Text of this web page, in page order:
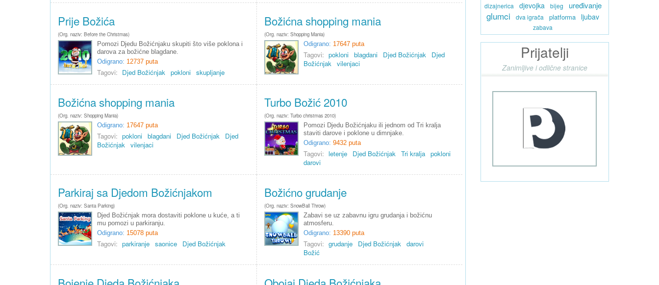
Prije Božića
(Org. naziv: Before the Christmas)
Pomozi Djedu Božićnjaku skupiti što više poklona i
darova za božićne blagdane.
Odigrano: 12737 puta
Tagovi: Djed Božićnjak pokloni skupljanje
Božićna shopping mania
(Org. naziv: Shopping Mania)
Odigrano: 17647 puta
Tagovi: pokloni blagdani Djed Božićnjak
Djed
Božićnjak vilenjaci
Božićna shopping mania
(Org. naziv: Shopping Mania)
Odigrano: 17647 puta
Tagovi: pokloni blagdani Djed Božićnjak
Djed
Božićnjak vilenjaci
Turbo Božić 2010
(Org. naziv: Turbo christmas 2010)
Pomozi Djedu Božićnjaku ili jednom od Tri kralja
staviti darove i poklone u dimnjake.
Odigrano: 9432 puta
Tagovi: letenje Djed Božićnjak Tri kralja pokloni
darovi
Parkiraj sa Djedom Božićnjakom
(Org. naziv: Santa Parking)
Djed Božićnjak mora dostaviti poklone u kuće, a ti
mu pomozi u parkiranju.
Odigrano: 15078 puta
Tagovi: parkiranje saonice Djed Božićnjak
Božićno grudanje
(Org. naziv: SnowBall Throw)
Zabavi se uz zabavnu igru grudanja i božićnu
atmosferu.
Odigrano: 13390 puta
Tagovi: grudanje Djed Božićnjak darovi
Božić
dizajnerica djevojka bijeg uređivanje
glumci dva igrača platforma ljubav
zabava
Prijatelji
Zanimljive i odlične stranice